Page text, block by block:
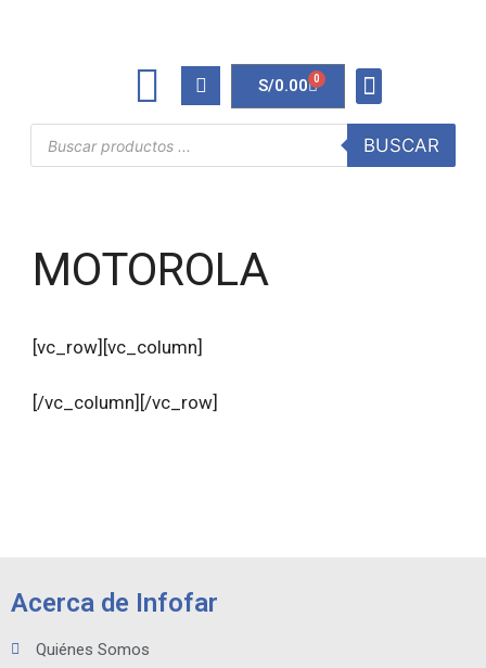
S/0.00 0
BUSCAR
MOTOROLA
[vc_row][vc_column]
[/vc_column][/vc_row]
Acerca de Infofar
Quiénes Somos